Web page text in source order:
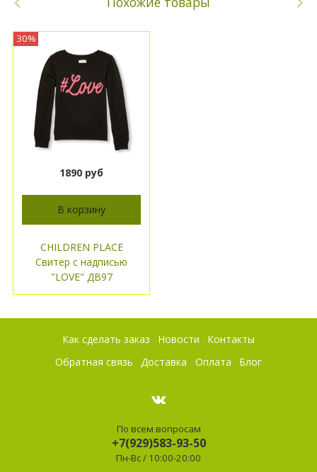
30%
1890 руб
В корзину
CHILDREN PLACE
Свитер с надписью
"LOVE" ДВ97
Как сделать заказ Новости
Контакты
Обратная связь
Доставка Оплата Блог
По всем вопросам
+7(929)583-93-50
Пн-Вс / 10:00-20:00